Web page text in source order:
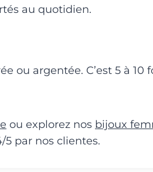
au quotidien.
ou argentée. C’est 5 à 10
ou explorez nos bijoux
5 par nos clientes.